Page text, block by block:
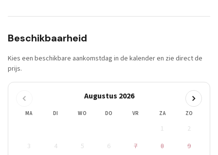
Beschikbaarheid
Kies een beschikbare aankomstdag in de kalender en zie direct de
prijs.
Augustus 2026
MA DI WO DO VR ZA ZO
1
2
3
4 5 6 7 8
9